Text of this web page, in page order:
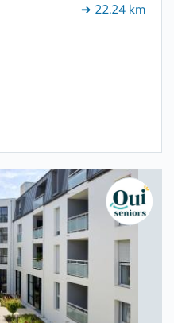
➔ 22.24 km